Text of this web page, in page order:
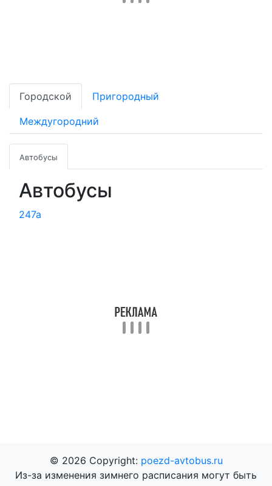
Городской Пригородный
Междугородний
Автобусы
Автобусы
247а
© 2026 Copyright: poezd-avtobus.ru
Из-за изменения зимнего расписания могут быть